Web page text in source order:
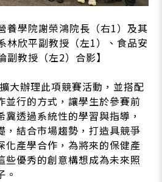
養學院謝榮鴻院長（右1）及其
林欣平副教授（左1）、食品安
副教授（左2）合影】
大辦理此項競賽活動，並搭配
並行的方式，讓學生於參賽前
透過系統性的學習與指導，
，結合市場趨勢，打造具競爭
化產學合作，為將來的保健產
些優秀的創意構想成為未來照
。